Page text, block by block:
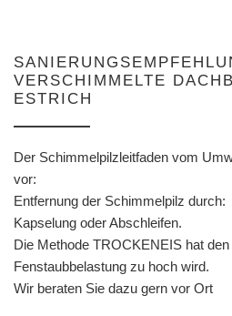
VERSCHIMMELTE
ESTRICH
Der Schimmelpilzleitfaden vom
vor:
Entfernung der Schimmelpilz durch:
Kapselung oder Abschleifen.
Die Methode TROCKENEIS hat
Fenstaubbelastung zu hoch wird.
Wir beraten Sie dazu gern vor Ort